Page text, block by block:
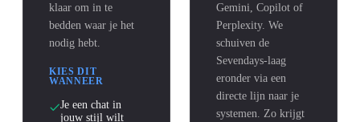
klaar om in te
bedden waar je het
nodig hebt.
KIES DIT
WANNEER
Je een chat in
jouw stijl wilt
Gemini, Copilot of
Perplexity. We
schuiven de
Sevendays-laag
eronder via een
directe lijn naar je
systemen. Zo krijgt